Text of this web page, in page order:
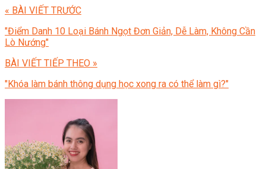
« BÀI VIẾT TRƯỚC
"Điểm Danh 10 Loại Bánh Ngọt Đơn Giản, Dễ Làm, Không Cần
Lò Nướng"
BÀI VIẾT TIẾP THEO »
"Khóa làm bánh thông dụng học xong ra có thể làm gì?"